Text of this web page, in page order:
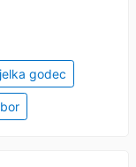
jelka godec